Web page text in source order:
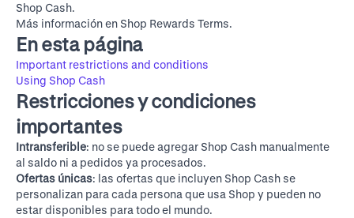
Shop Cash.
Más información en Shop Rewards Terms.
En esta página
Important restrictions and conditions
Using Shop Cash
Restricciones y condiciones
importantes
Intransferible: no se puede agregar Shop Cash manualmente
al saldo ni a pedidos ya procesados.
Ofertas únicas: las ofertas que incluyen Shop Cash se
personalizan para cada persona que usa Shop y pueden no
estar disponibles para todo el mundo.